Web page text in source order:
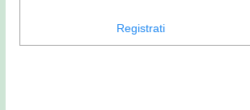
Registrati